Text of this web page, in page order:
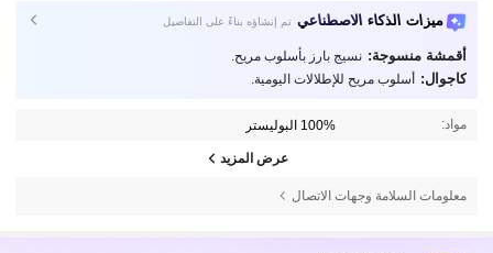
ميزات الذكاء الاصطناعي تم إنشاؤه بناءً على التفاصيل
أقمشة منسوجة: نسيج بارز بأسلوب مريح.
كاجوال: أسلوب مريح للإطلالات اليومية.
مواد: 100% البوليستر
عرض المزيد
معلومات السلامة وجهات الاتصال
4.74